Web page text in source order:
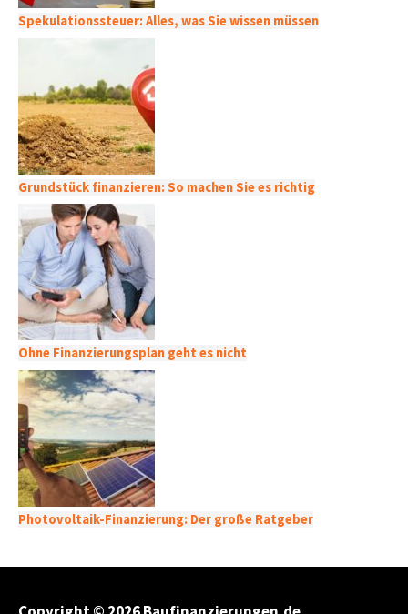
Spekulationssteuer: Alles, was Sie wissen müssen
Grundstück finanzieren: So machen Sie es richtig
Ohne Finanzierungsplan geht es nicht
Photovoltaik-Finanzierung: Der große Ratgeber